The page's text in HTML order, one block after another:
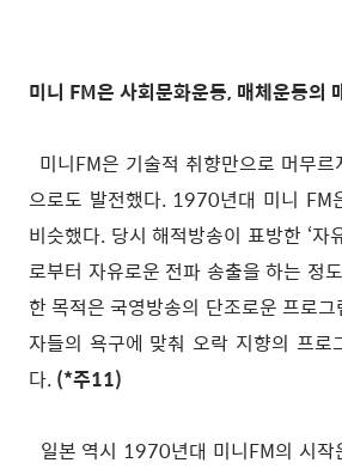
미니 FM은 사회문화운동, 매체운동의
미니FM은 기술적 취향만으로 머무
으로도 발전했다. 1970년대 미니 FM
비슷했다. 당시 해적방송이 표방한 ‘자
로부터 자유로운 전파 송출을 하는 정
한 목적은 국영방송의 단조로운 프로
자들의 욕구에 맞춰 오락 지향의 프로
다. (*주11)
일본 역시 1970년대 미니FM의 시작